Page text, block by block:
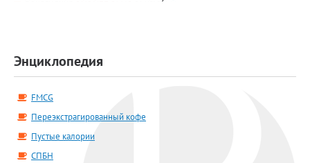
Энциклопедия
FMCG
Переэкстрагированный кофе
Пустые калории
СПБН